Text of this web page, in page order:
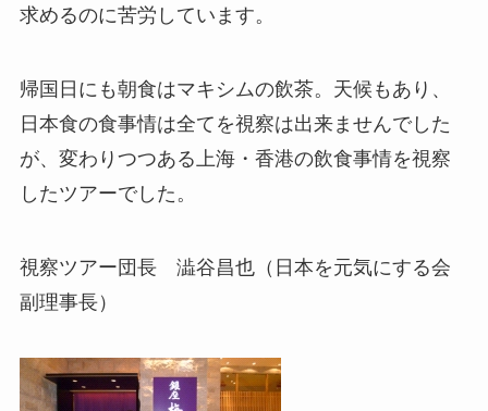
求めるのに苦労しています。
帰国日にも朝食はマキシムの飲茶。天候もあり、
日本食の食事情は全てを視察は出来ませんでした
が、変わりつつある上海・香港の飲食事情を視察
したツアーでした。
視察ツアー団長 澁谷昌也（日本を元気にする会
副理事長）